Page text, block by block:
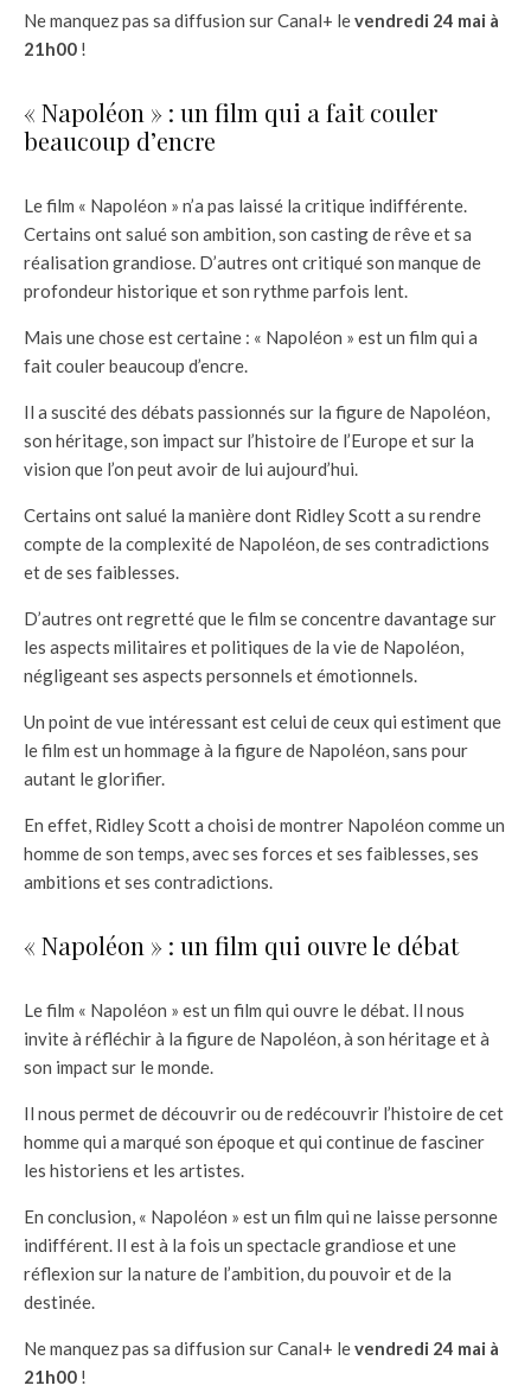
Ne manquez pas sa diffusion sur Canal+ levendredi 24 mai à
21h00 !
« Napoléon » : un film qui a fait couler
beaucoup d’encre
Le film « Napoléon » n’a pas laissé la critique indifférente.
Certains ont salué son ambition, son casting de rêve et sa
réalisation grandiose. D’autres ont critiqué son manque de
profondeur historique et son rythme parfois lent.
Mais une chose est certaine : « Napoléon » est un film qui a
fait couler beaucoup d’encre.
Il a suscité des débats passionnés sur la figure de Napoléon,
son héritage, son impact sur l’histoire de l’Europe et sur la
vision que l’on peut avoir de lui aujourd’hui.
Certains ont salué la manière dont Ridley Scott a su rendre
compte de la complexité de Napoléon, de ses contradictions
et de ses faiblesses.
D’autres ont regretté que le film se concentre davantage sur
les aspects militaires et politiques de la vie de Napoléon,
négligeant ses aspects personnels et émotionnels.
Un point de vue intéressant est celui de ceux qui estiment que
le film est un hommage à la figure de Napoléon, sans pour
autant le glorifier.
En effet, Ridley Scott a choisi de montrer Napoléon comme un
homme de son temps, avec ses forces et ses faiblesses, ses
ambitions et ses contradictions.
« Napoléon » : un film qui ouvre le débat
Le film « Napoléon » est un film qui ouvre le débat. Il nous
invite à réfléchir à la figure de Napoléon, à son héritage et à
son impact sur le monde.
Il nous permet de découvrir ou de redécouvrir l’histoire de cet
homme qui a marqué son époque et qui continue de fasciner
les historiens et les artistes.
En conclusion, « Napoléon » est un film qui ne laisse personne
indifférent. Il est à la fois un spectacle grandiose et une
réflexion sur la nature de l’ambition, du pouvoir et de la
destinée.
Ne manquez pas sa diffusion sur Canal+ levendredi 24 mai à
21h00 !